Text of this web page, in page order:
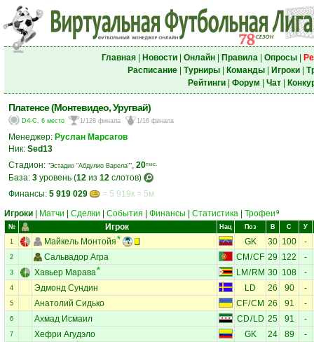
Главная| Новости| Онлайн| Правила| Опросы|
Расписание| Турниры| Команды| Игроки|
Рейтинги| Форум Чат|
Платенсе (Монтевидео, Уругвай)
D4-C, 6 место 1/128 финала 1/16 финала
Менеджер: Руслан Марсагов
Ник: Sed13
Стадион: "Эстадио "Абдулио Варела"", 20тыс.
База: 3 уровень (12 из 12 слотов)
Финансы: 5 919 029
= 5 919к = 5м
Игроки
Матчи Сделки События Финансы Статистика Трофеи 9
№ Игрок Нац Поз В С У
1 Майкель Монтойя GK 30 100 -
2 Сальвадор Агра CM /CF 29 122 -
3 Хавьер Марава LM /RM 30 108 -
4 Эдмонд Сундин LD 26 90 -
5 Анатолий Сидько CF/CM 26 91 -
6 Ахмад Исмаил CD/LD 25 91 -
7 Хефри Агудэло GK 24 89 -